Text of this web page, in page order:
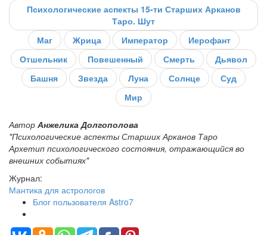
Психологические аспекты 15-ти Старших Арканов
Таро. Шут
Маг
Жрица Император
Иерофант
Отшельник
Повешенный Смерть
Дьявол
Башня
Звезда Луна Солнце
Суд
Мир
Автор Анжелика Долгополова
"Психологические аспекты Старших Арканов Таро
Архетип психологического состояния, отражающийся во
внешних событиях"
Журнал:
Мантика для астрологов
Блог пользователя Astro7